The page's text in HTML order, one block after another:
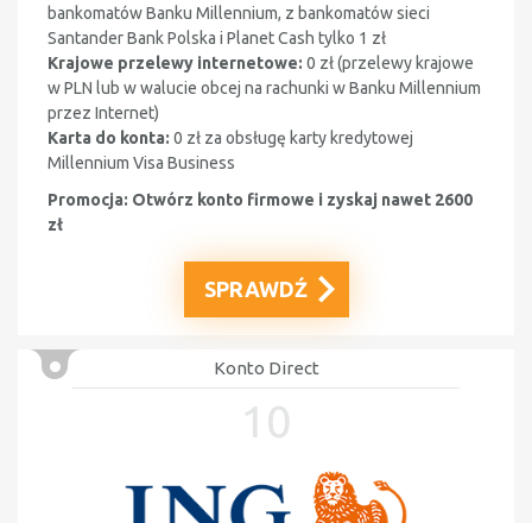
bankomatów Banku Millennium, z bankomatów sieci
Santander Bank Polska i Planet Cash tylko 1 zł
Krajowe przelewy internetowe: 0 zł (przelewy krajowe
w PLN lub w walucie obcej na rachunki w Banku Millennium
przez Internet)
Karta do konta: 0 zł za obsługę karty kredytowej
Millennium Visa Business
Promocja: Otwórz konto firmowe i zyskaj nawet 2600
zł
SPRAWDŹ
Konto Direct
10